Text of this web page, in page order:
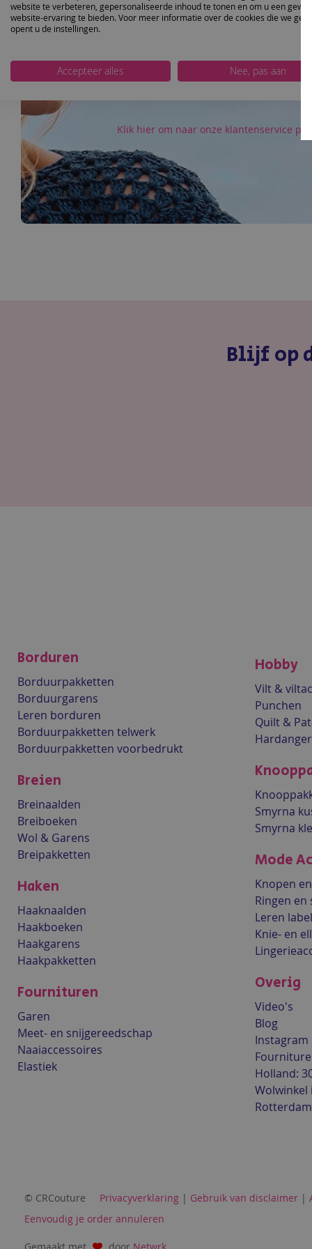
Wij staan u graag te woord als u
of vragen heeft over een
Of om gezellig een praatje
Klik hier om naar onze klantenservice
Blijf op
Borduren
Borduurpakketten
Borduurgarens
Leren borduren
Borduurpakketten telwerk
Borduurpakketten voorbedrukt
Breien
Breinaalden
Breiboeken
Wol & Garens
Breipakketten
Haken
Haaknaalden
Haakboeken
Haakgarens
Haakpakketten
Fournituren
Garen
Meet- en snijgereedschap
Naaiaccessoires
Elastiek
Hobby
Vilt &
Punchen
Quilt &
Hardanger
Smyrna
Smyrna
Mode
Knopen
Ringen
Leren
Knie- en
Overig
Video's
Blog
Instagram
Holland:
Wolwinkel
Rotterdam
© CRCouture Privacyverklaring | Gebruik van disclaimer |
Eenvoudig je order annuleren
website te verbeteren, gepersonaliseerde inhoud te tonen en om u een
website-ervaring te bieden. Voor meer informatie over de cookies die we
opent u de instellingen.
Accepteer alles Nee, pas aan